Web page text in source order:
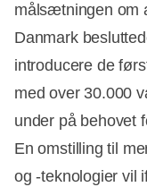
målsætningen om
Danmark
introducere de
med over 30.000
under på behovet
En omstilling til
og -teknologier vil